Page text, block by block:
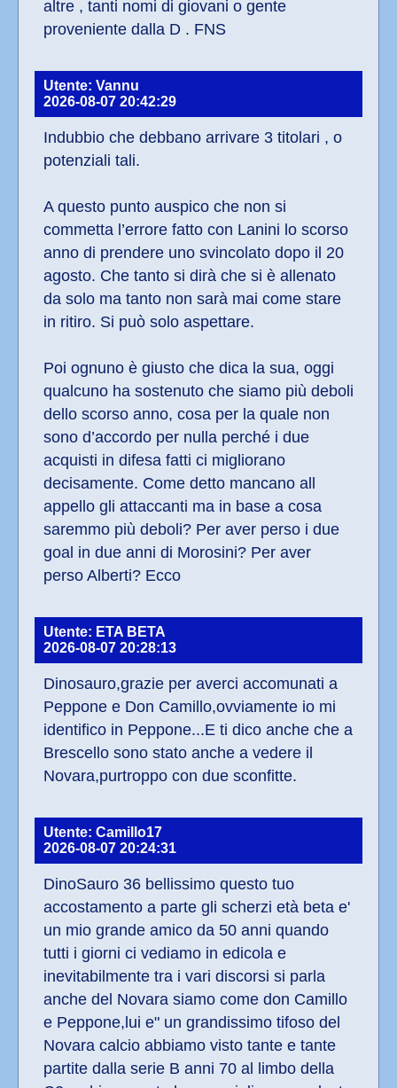
altre , tanti nomi di giovani o gente
proveniente dalla D . FNS
Utente: Vannu
2026-08-07 20:42:29
Indubbio che debbano arrivare 3 titolari , o
potenziali tali.
A questo punto auspico che non si
commetta l’errore fatto con Lanini lo scorso
anno di prendere uno svincolato dopo il 20
agosto. Che tanto si dirà che si è allenato
da solo ma tanto non sarà mai come stare
in ritiro. Si può solo aspettare.
Poi ognuno è giusto che dica la sua, oggi
qualcuno ha sostenuto che siamo più deboli
dello scorso anno, cosa per la quale non
sono d’accordo per nulla perché i due
acquisti in difesa fatti ci migliorano
decisamente. Come detto mancano all
appello gli attaccanti ma in base a cosa
saremmo più deboli? Per aver perso i due
goal in due anni di Morosini? Per aver
perso Alberti? Ecco
Utente: ETA BETA
2026-08-07 20:28:13
Dinosauro,grazie per averci accomunati a
Peppone e Don Camillo,ovviamente io mi
identifico in Peppone...E ti dico anche che a
Brescello sono stato anche a vedere il
Novara,purtroppo con due sconfitte.
Utente: Camillo17
2026-08-07 20:24:31
DinoSauro 36 bellissimo questo tuo
accostamento a parte gli scherzi età beta e'
un mio grande amico da 50 anni quando
tutti i giorni ci vediamo in edicola e
inevitabilmente tra i vari discorsi si parla
anche del Novara siamo come don Camillo
e Peppone,lui e" un grandissimo tifoso del
Novara calcio abbiamo visto tante e tante
partite dalla serie B anni 70 al limbo della